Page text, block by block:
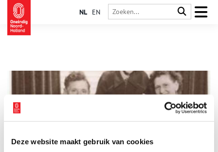
Deze website maakt gebruik van cookies
NL EN